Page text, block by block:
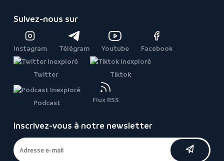
Suivez-nous sur
Instagram Télégram Youtube Facebook
Twitter Tiktok
Podcast Flux RSS
Inscrivez-vous à notre newsletter